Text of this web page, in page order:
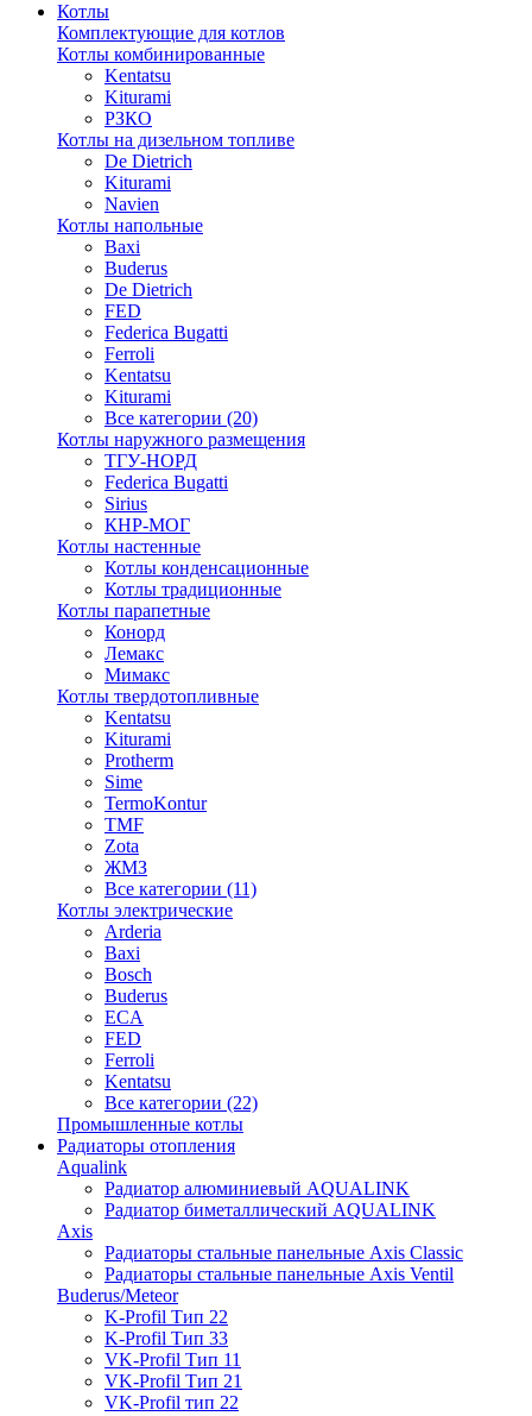
Котлы
Комплектующие для котлов
Котлы комбинированные
Kentatsu
Kiturami
РЗКО
Котлы на дизельном топливе
De Dietrich
Kiturami
Navien
Котлы напольные
Baxi
Buderus
De Dietrich
FED
Federica Bugatti
Ferroli
Kentatsu
Kiturami
Все категории (20)
Котлы наружного размещения
ТГУ-НОРД
Federica Bugatti
Sirius
КНР-МОГ
Котлы настенные
Котлы конденсационные
Котлы традиционные
Котлы парапетные
Конорд
Лемакс
Мимакс
Котлы твердотопливные
Kentatsu
Kiturami
Protherm
Sime
TermoKontur
TMF
Zota
ЖМЗ
Все категории (11)
Котлы электрические
Arderia
Baxi
Bosch
Buderus
ECA
FED
Ferroli
Kentatsu
Все категории (22)
Промышленные котлы
Радиаторы отопления
Aqualink
Радиатор алюминиевый AQUALINK
Радиатор биметаллический AQUALINK
Axis
Радиаторы стальные панельные Axis Classic
Радиаторы стальные панельные Axis Ventil
Buderus/Meteor
K-Profil Тип 22
K-Profil Тип 33
VK-Profil Тип 11
VK-Profil Тип 21
VK-Profil тип 22